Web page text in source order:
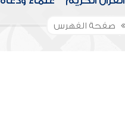
صفحة الفهرس